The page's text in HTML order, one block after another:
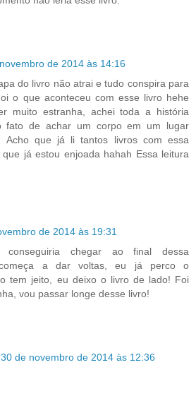
de 2014 às 14:16
do livro não atrai e tudo conspira para
o que aconteceu com esse livro hehe
muito estranha, achei toda a história
fato de achar um corpo em um lugar
Acho que já li tantos livros com essa
que já estou enjoada hahah Essa leitura
de 2014 às 19:31
chegar ao final dessa
começa a dar voltas, eu já perco o
tem jeito, eu deixo o livro de lado! Foi
vou passar longe desse livro!
30 de novembro de 2014 às 12:36